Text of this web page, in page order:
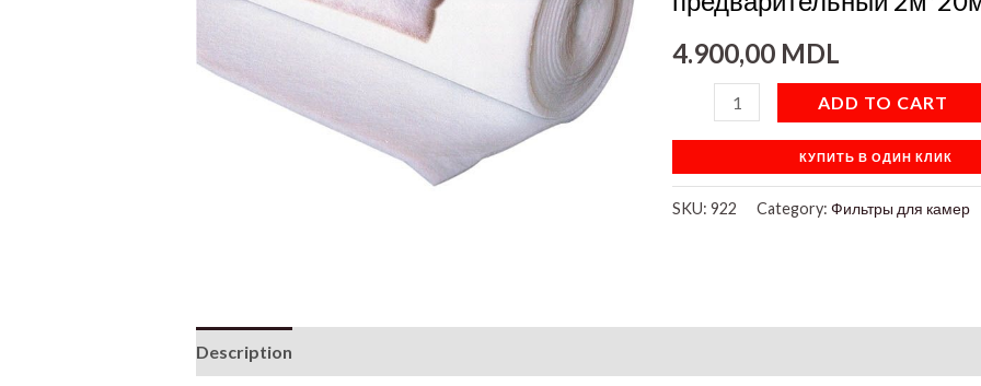
4.900,00 MDL
quantity
ADD TO CART
КУПИТЬ В ОДИН КЛИК
SKU:922 Category:Фильтры для камер
Description